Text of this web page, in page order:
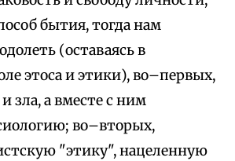
бытия, тогда нам
(оставаясь в
этоса и этики), во–первых,
зла, а вместе с ним
во–вторых,
"этику", нацеленную